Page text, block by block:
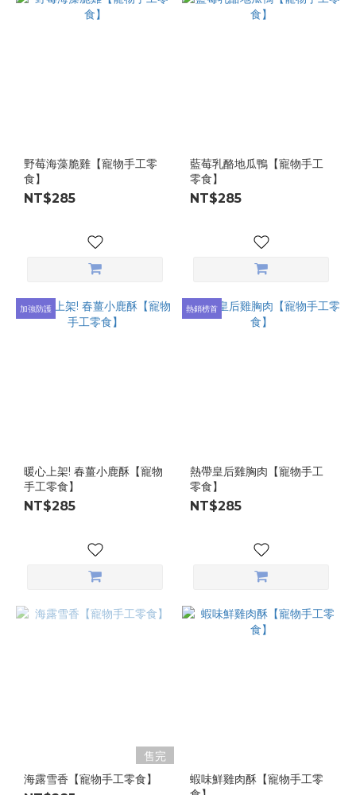
野莓海藻脆雞【寵物手工零
食】
NT$285
藍莓乳酪地瓜鴨【寵物手工
零食】
NT$285
加強防護
暖心上架! 春薑小鹿酥【寵物
手工零食】
NT$285
熱銷榜首
熱帶皇后雞胸肉【寵物手工
零食】
NT$285
售完
海露雪香【寵物手工零食】
蝦味鮮雞肉酥【寵物手工零